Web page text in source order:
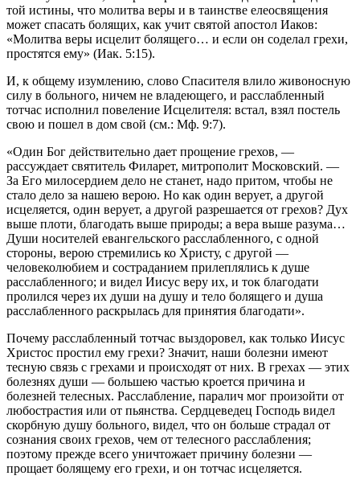
той истины, что молитва веры и в таинстве елеосвящения
может спасать болящих, как учит святой апостол Иаков:
«Молитва веры исцелит болящего… и если он соделал грехи,
простятся ему» (Иак. 5:15).
И, к общему изумлению, слово Спасителя влило живоносную
силу в больного, ничем не владеющего, и расслабленный
тотчас исполнил повеление Исцелителя: встал, взял постель
свою и пошел в дом свой (см.: Мф. 9:7).
«Один Бог действительно дает прощение грехов, —
рассуждает святитель Филарет, митрополит Московский. —
За Его милосердием дело не станет, надо притом, чтобы не
стало дело за нашею верою. Но как один верует, а другой
исцеляется, один верует, а другой разрешается от грехов? Дух
выше плоти, благодать выше природы; а вера выше разума…
Души носителей евангельского расслабленного, с одной
стороны, верою стремились ко Христу, с другой —
человеколюбием и состраданием прилеплялись к душе
расслабленного; и видел Иисус веру их, и ток благодати
пролился через их души на душу и тело болящего и душа
расслабленного раскрылась для принятия благодати».
Почему расслабленный тотчас выздоровел, как только Иисус
Христос простил ему грехи? Значит, наши болезни имеют
тесную связь с грехами и происходят от них. В грехах — этих
болезнях души — большею частью кроется причина и
болезней телесных. Расслабление, паралич мог произойти от
любострастия или от пьянства. Сердцеведец Господь видел
скорбную душу больного, видел, что он больше страдал от
сознания своих грехов, чем от телесного расслабления;
поэтому прежде всего уничтожает причину болезни —
прощает болящему его грехи, и он тотчас исцеляется.